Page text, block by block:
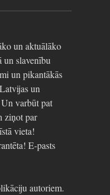
un aktuālāko
slavenību
un pikantākās
un
varbūt pat
ziņot par
vieta!
E-pasts
autoriem.